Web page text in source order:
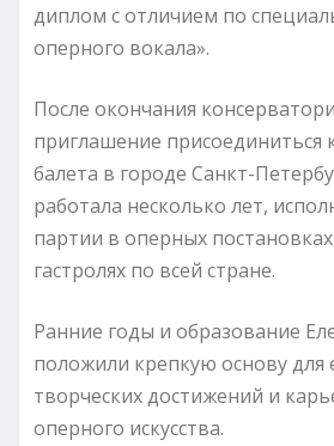
диплом с отличием по
оперного вокала».
После окончания
приглашение присоединиться
балета в городе Санкт-
работала несколько лет,
партии в оперных
гастролях по всей стране.
Ранние годы и образование
положили крепкую основу для
творческих достижений и
оперного искусства.